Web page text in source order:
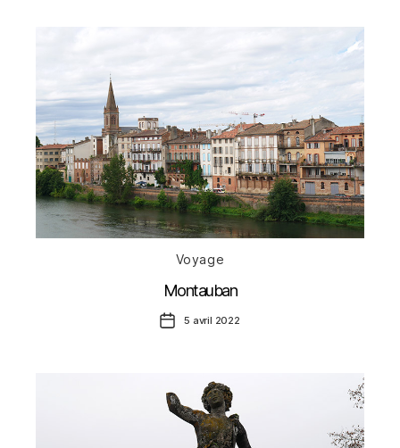
Catégories
Voyage
Montauban
Date5 avril 2022